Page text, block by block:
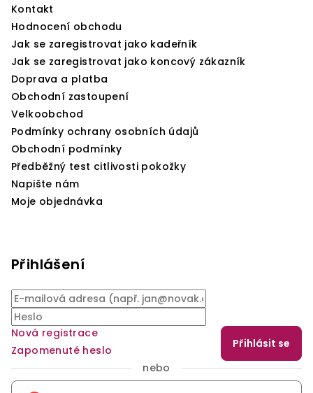
Kontakt
Hodnocení obchodu
Jak se zaregistrovat jako kadeřník
Jak se zaregistrovat jako koncový zákazník
Doprava a platba
Obchodní zastoupení
Velkoobchod
Podmínky ochrany osobních údajů
Obchodní podmínky
Předběžný test citlivosti pokožky
Napište nám
Moje objednávka
Přihlášení
Přihlásit se
Nová registrace
Zapomenuté heslo
nebo